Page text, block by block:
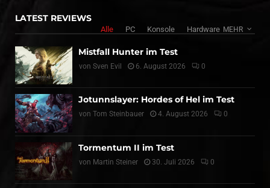
LATEST REVIEWS
Alle PC Konsole Hardware MEHR
Mistfall Hunter im Test
von Sven Evil 6. August 2026 0
Jotunnslayer: Hordes of Hel im Test
von Tom Steinbauer 4. August 2026 0
Tormentum II im Test
von Martin Steiner 30. Juli 2026 0